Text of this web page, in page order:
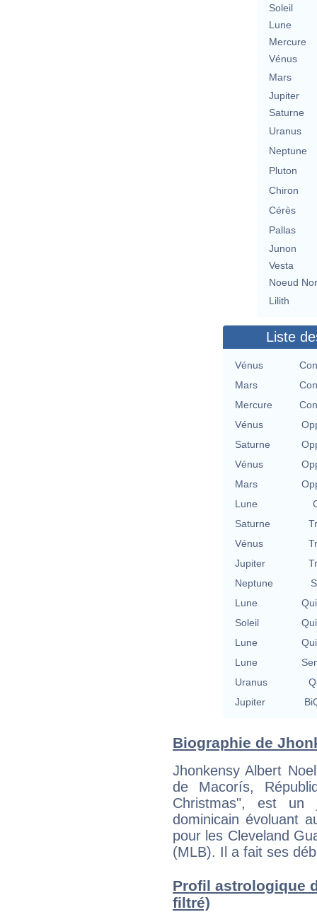
Soleil
Lune
Mercure
Vénus
Mars
Jupiter
Saturne
Uranus
Neptune
Pluton
Chiron
Cérès
Pallas
Junon
Vesta
Noeud
Lilith
Liste
Vénus
Mars
Mercure
Vénus
Saturne
Vénus
Mars
Lune
Saturne
Vénus
Jupiter
Neptune
Lune
Soleil
Lune
Lune
Uranus
Jupiter
Biographie de
Jhonkensy Albert
de Macorís,
Christmas", est un
dominicain évoluant
pour les Cleveland
(MLB). Il a fait ses
Profil astrologique
filtré)